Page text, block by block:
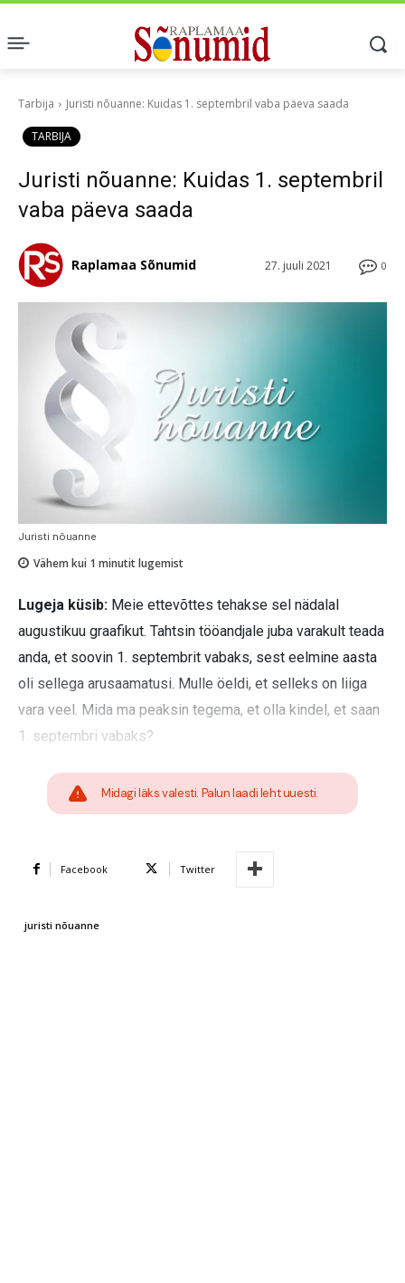
Tarbija Juristi nõuanne: Kuidas 1. septembril vaba päeva saada
TARBIJA
Juristi nõuanne: Kuidas 1. septembril
vaba päeva saada
0
27. juuli 2021
Raplamaa Sõnumid
Juristi nõuanne
Vähem kui 1 minutit lugemist
Lugeja küsib: Meie ettevõttes tehakse sel nädalal
augustikuu graafikut. Tahtsin tööandjale juba varakult teada
anda, et soovin 1. septembrit vabaks, sest eelmine aasta
oli sellega arusaamatusi. Mulle öeldi, et selleks on liiga
vara veel. Mida ma peaksin tegema, et olla kindel, et saan
1. septembri vabaks?
Midagi läks valesti. Palun laadi leht uuesti.
Facebook Twitter
juristi nõuanne